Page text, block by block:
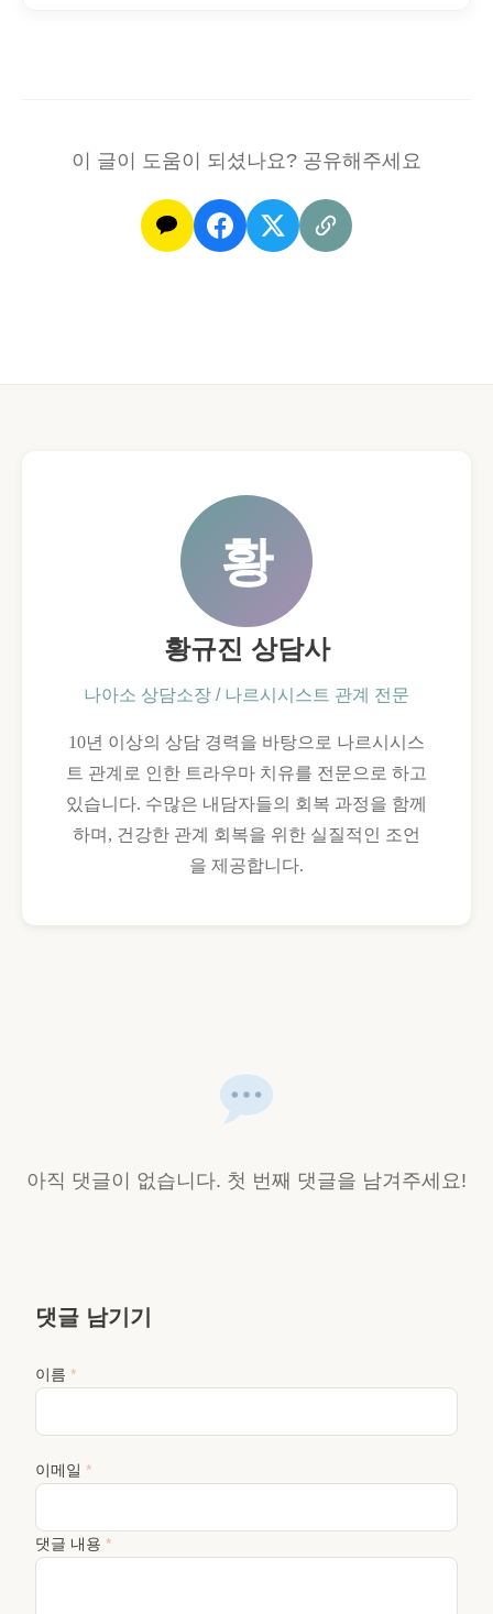
이 글이 도움이 되셨나요? 공유해주세요
황
황규진 상담사
나아소 상담소장 / 나르시시스트 관계 전문
10년 이상의 상담 경력을 바탕으로 나르시시스
트 관계로 인한 트라우마 치유를 전문으로 하고
있습니다. 수많은 내담자들의 회복 과정을 함께
하며, 건강한 관계 회복을 위한 실질적인 조언
을 제공합니다.
아직 댓글이 없습니다. 첫 번째 댓글을 남겨주세요!
댓글 남기기
이름 *
이메일 *
댓글 내용 *